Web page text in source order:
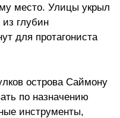
место. Улицы укрыл
глубин
для протагониста
острова Саймону
по назначению
инструменты,